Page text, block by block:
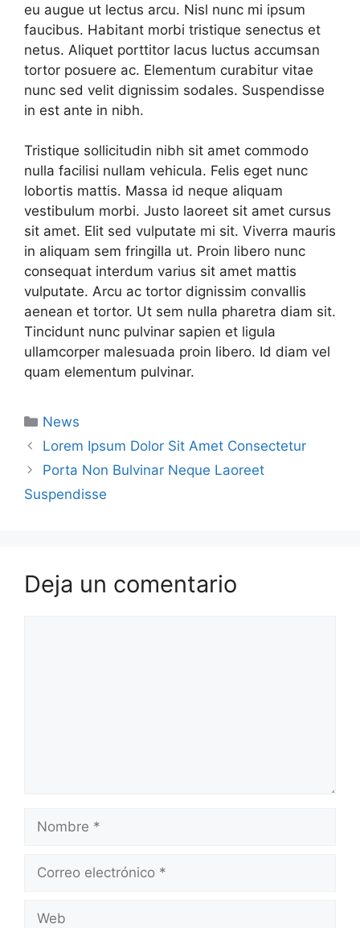
eu augue ut lectus arcu. Nisl nunc mi ipsum
faucibus. Habitant morbi tristique senectus et
netus. Aliquet porttitor lacus luctus accumsan
tortor posuere ac. Elementum curabitur vitae
nunc sed velit dignissim sodales. Suspendisse
in est ante in nibh.
Tristique sollicitudin nibh sit amet commodo
nulla facilisi nullam vehicula. Felis eget nunc
lobortis mattis. Massa id neque aliquam
vestibulum morbi. Justo laoreet sit amet cursus
sit amet. Elit sed vulputate mi sit. Viverra mauris
in aliquam sem fringilla ut. Proin libero nunc
consequat interdum varius sit amet mattis
vulputate. Arcu ac tortor dignissim convallis
aenean et tortor. Ut sem nulla pharetra diam sit.
Tincidunt nunc pulvinar sapien et ligula
ullamcorper malesuada proin libero. Id diam vel
quam elementum pulvinar.
Categorías
News
Lorem Ipsum Dolor Sit Amet Consectetur
Porta Non Bulvinar Neque Laoreet
Suspendisse
Deja un comentario
Nombre
Correo
Web